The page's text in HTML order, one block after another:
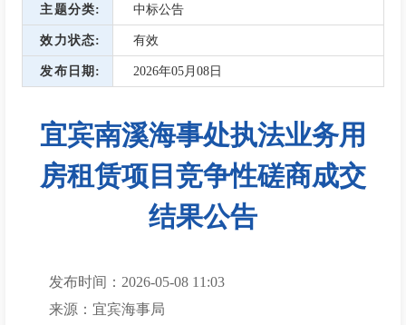
主题分类 中标公告
效力状态 有效
发布日期 2026年05月08日
宜宾南溪海事处执法业务用
房租赁项目竞争性磋商成交
结果公告
发布时间：2026-05-08 11:03
来源：宜宾海事局